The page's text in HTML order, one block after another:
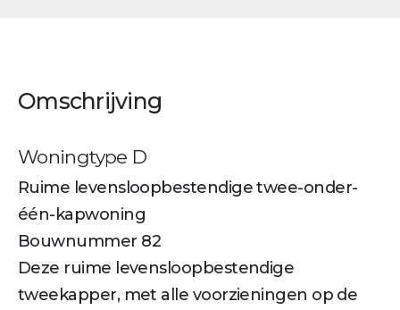
Omschrijving
Woningtype D
Ruime levensloopbestendige twee-onder-
één-kapwoning
Bouwnummer 82
Deze ruime levensloopbestendige
tweekapper, met alle voorzieningen op de